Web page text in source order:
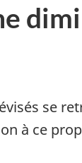
se
à ce